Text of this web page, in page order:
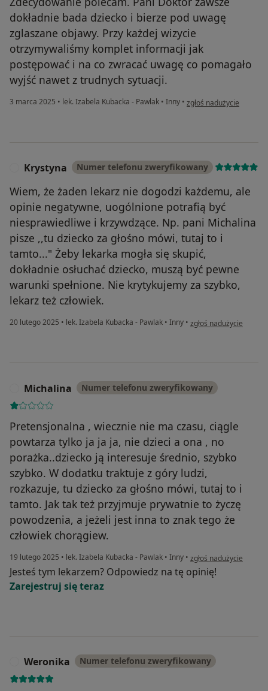
dokładnie bada dziecko i bierze pod uwagę
zglaszane objawy. Przy każdej wizycie
otrzymywaliśmy komplet informacji jak
postępować i na co zwracać uwagę co pomagało
wyjść nawet z trudnych sytuacji.
3 marca 2025 • lek. Izabela Kubacka - Pawlak • Inny • w opinii użytkownika
zgłoś nadużycie
Krystyna Numer telefonu zweryfikowany
Wiem, że żaden lekarz nie dogodzi każdemu, ale
opinie negatywne, uogólnione potrafią być
niesprawiedliwe i krzywdzące. Np. pani Michalina
pisze ,,tu dziecko za głośno mówi, tutaj to i
tamto..." Żeby lekarka mogła się skupić,
dokładnie osłuchać dziecko, muszą być pewne
warunki spełnione. Nie krytykujemy za szybko,
lekarz też człowiek.
20 lutego 2025 • lek. Izabela Kubacka - Pawlak • Inny • w opinii użytkownika
zgłoś nadużycie
Michalina Numer telefonu zweryfikowany
Pretensjonalna , wiecznie nie ma czasu, ciągle
powtarza tylko ja ja ja, nie dzieci a ona , no
porażka..dziecko ją interesuje średnio, szybko
szybko. W dodatku traktuje z góry ludzi,
rozkazuje, tu dziecko za głośno mówi, tutaj to i
tamto. Jak tak też przyjmuje prywatnie to życzę
powodzenia, a jeżeli jest inna to znak tego że
człowiek chorągiew.
19 lutego 2025 • lek. Izabela Kubacka - Pawlak • Inny • w opinii użytkownika
zgłoś nadużycie
Jesteś tym lekarzem? Odpowiedz na tę opinię!
Zarejestruj się teraz
Weronika Numer telefonu zweryfikowany